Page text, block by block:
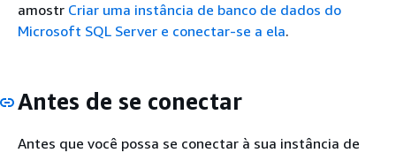
amostr Criar uma instância de banco de dados do
Microsoft SQL Server e conectar-se a ela.
Antes de se conectar
Antes que você possa se conectar à sua instância de